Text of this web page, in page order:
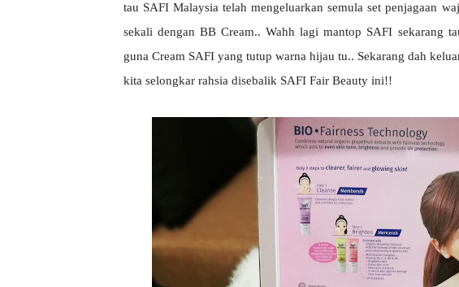
tau SAFI Malaysia telah mengeluarkan semula set penjagaan
sekali dengan BB Cream.. Wahh lagi mantop SAFI sekarang
guna Cream SAFI yang tutup warna hijau tu.. Sekarang dah
kita selongkar rahsia disebalik SAFI Fair Beauty ini!!